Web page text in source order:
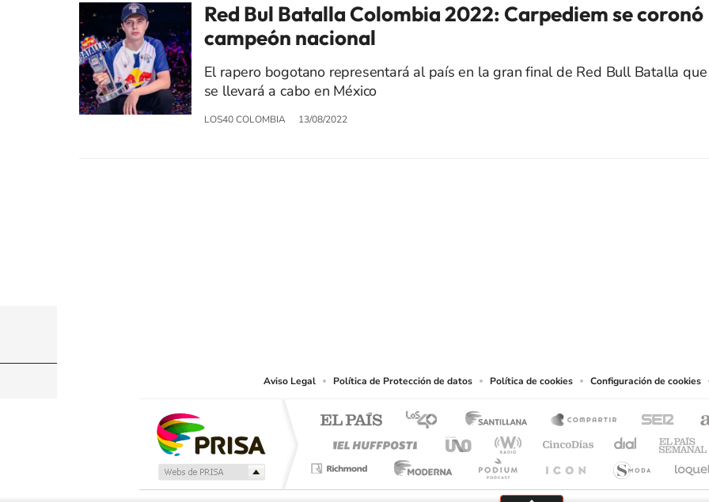
Red Bul Batalla Colombia 2022: Carpediem se coronó
campeón nacional
El rapero bogotano representará al país en la gran final de Red Bull Batalla que
se llevará a cabo en México
LOS40 COLOMBIA 13/08/2022
Aviso Legal Política de Protección de datos Política de cookies Configuración de cookies